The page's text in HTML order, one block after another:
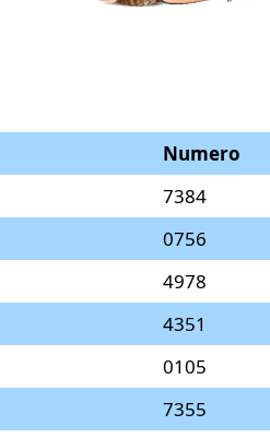
Numero
7384
0756
4978
4351
0105
7355